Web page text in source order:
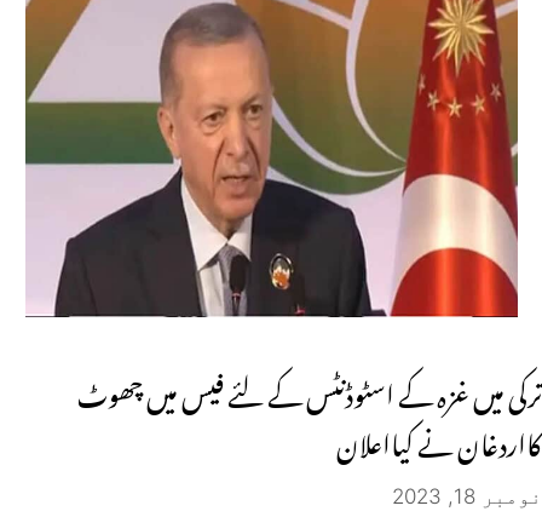
ترکی میں غزہ کے اسٹوڈنٹس کے لئے فیس میں چھوٹ
کااردغان نے کیااعلان
نومبر 18, 2023